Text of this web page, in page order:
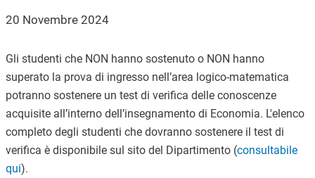
20 Novembre 2024
Gli studenti che NON hanno sostenuto o NON hanno
superato la prova di ingresso nell’area logico-matematica
potranno sostenere un test di verifica delle conoscenze
acquisite all’interno dell’insegnamento di Economia. L'elenco
completo degli studenti che dovranno sostenere il test di
verifica è disponibile sul sito del Dipartimento (consultabile
qui).